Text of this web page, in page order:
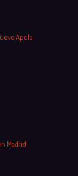
Apolo
Madrid